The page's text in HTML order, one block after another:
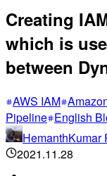
Creating
which is
between
AWS IAM
Pipeline English
HemanthKumar
2021.11.28